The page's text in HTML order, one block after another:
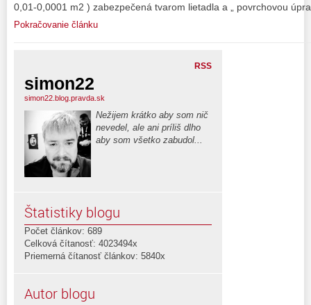
0,01-0,0001 m2 ) zabezpečená tvarom lietadla a „ povrchovou
Pokračovanie článku
RSS
simon22
simon22.blog.pravda.sk
Nežijem krátko aby som nič
nevedel, ale ani príliš dlho
aby som všetko zabudol...
Štatistiky blogu
Počet článkov: 689
Celková čítanosť: 4023494x
Priemerná čítanosť článkov: 5840x
Autor blogu